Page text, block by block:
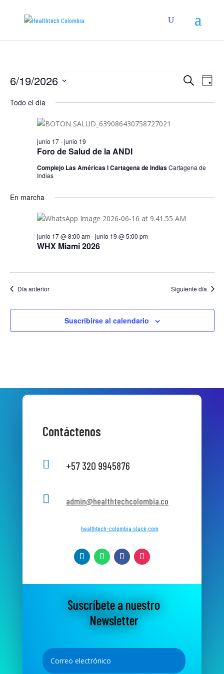
Eventos
junio
2026
Buscar
de
Día
6/19/2026
fecha.
Todo el día
Foro de Salud de la ANDI
junio 17-junio 19
Complejo Las Américas l Cartagena de IndiasCartagena de
Indias
En marcha
WHX Miami 2026
junio 17 @ 8:00 am-junio 19 @ 5:00 pm
Día anterior Siguiente día
Suscribirse al calendario
Contáctenos
 +57 320 9945876
 admin@healthtechcolombia.co
healthtech-colombia.slack.com
Suscríbete a nuestro
Newsletter